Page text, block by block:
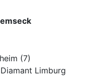
(7)
Limburg